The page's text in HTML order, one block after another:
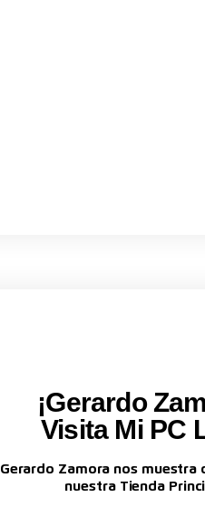
¡Gerardo
Visita Mi PC
Gerardo Zamora nos muestra
nuestra Tienda